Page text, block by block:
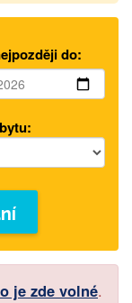
do:
je zde volné.